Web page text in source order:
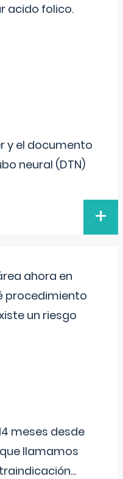
acido folico.
y el documento
neural (DTN)
+
ahora en
procedimiento
un riesgo
meses desde
llamamos
...